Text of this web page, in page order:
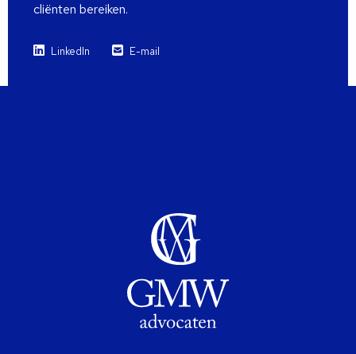
cliënten bereiken.
LinkedIn E-mail